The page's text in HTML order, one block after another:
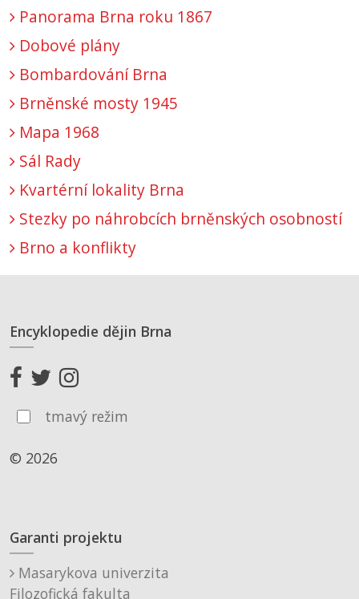
Panorama Brna roku 1867
Dobové plány
Bombardování Brna
Brněnské mosty 1945
Mapa 1968
Sál Rady
Kvartérní lokality Brna
Stezky po náhrobcích brněnských osobností
Brno a konflikty
Encyklopedie dějin Brna
tmavý režim
© 2026
Garanti projektu
Masarykova univerzita
Filozofická fakulta